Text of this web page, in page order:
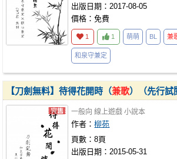
出版日期：2017-08-05
價格：免費
1 1 萌萌 BL 兼
和泉守兼定
【刀劍無料】待得花開時（兼歌）（先行試
一般向 線上遊戲 小說本
作者：柳苑
頁數：8頁
出版日期：2015-05-31